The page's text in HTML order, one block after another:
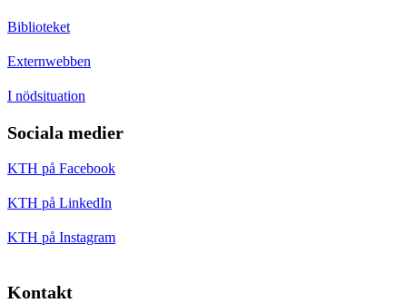
Biblioteket
Externwebben
I nödsituation
Sociala medier
KTH på Facebook
KTH på LinkedIn
KTH på Instagram
Kontakt